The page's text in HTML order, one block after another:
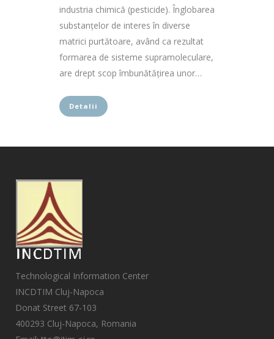
industria chimică (pesticide). Înglobarea
substanțelor de interes în diverse
matrici purtătoare, având ca rezultat
formarea de sisteme supramoleculare,
are drept scop îmbunătățirea unor…
Detalii
Technological Information Center
INCDTIM Cluj-Napoca
Donat Street 67-103
400293 Cluj-Napoca, Romania